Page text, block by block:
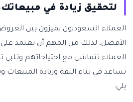
لتحقيق زيادة في
العملاء السعوديون يميزون بين
الأفضل، لذلك من المهم أن تعتمد
العملاء تتماشى مع احتياجاتهم وتلبي
تساعد في بناء الثقة وزيادة
يلي: